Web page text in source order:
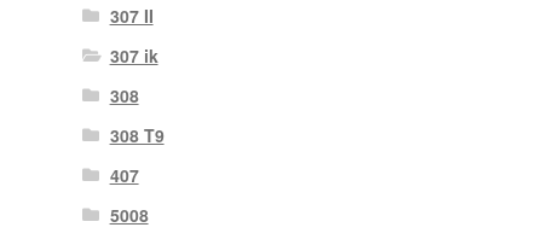
307 II
307 ik
308
308 T9
407
5008